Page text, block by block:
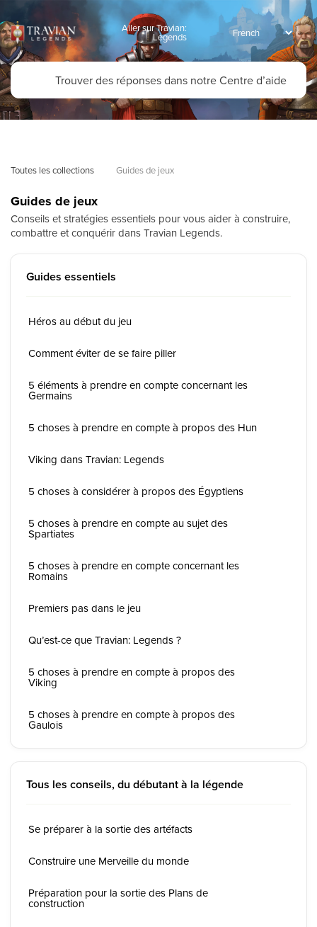
Aller sur Travian:
Legends
Toutes les collections Guides de jeux
Guides de jeux
Conseils et stratégies essentiels pour vous aider à construire,
combattre et conquérir dans Travian Legends.
Guides essentiels
Héros au début du jeu
Comment éviter de se faire piller
5 éléments à prendre en compte concernant les
Germains
5 choses à prendre en compte à propos des Hun
Viking dans Travian: Legends
5 choses à considérer à propos des Égyptiens
5 choses à prendre en compte au sujet des
Spartiates
5 choses à prendre en compte concernant les
Romains
Premiers pas dans le jeu
Qu’est-ce que Travian: Legends ?
5 choses à prendre en compte à propos des
Viking
5 choses à prendre en compte à propos des
Gaulois
Tous les conseils, du débutant à la légende
Se préparer à la sortie des artéfacts
Construire une Merveille du monde
Préparation pour la sortie des Plans de
construction